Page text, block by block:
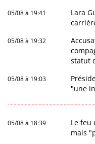
05/08 à 19:41
Lara
05/08 à 19:32
statut
05/08 à 19:03
"une
05/08 à 18:39
Le feu
mais